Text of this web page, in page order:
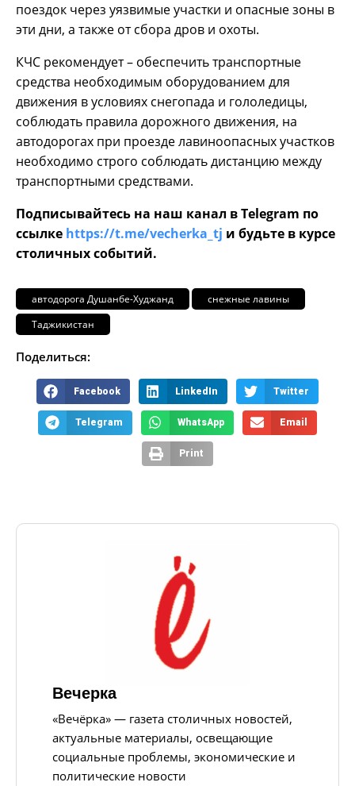
поездок через уязвимые участки и опасные зоны в
эти дни, а также от сбора дров и охоты.
КЧС рекомендует – обеспечить транспортные
средства необходимым оборудованием для
движения в условиях снегопада и гололедицы,
соблюдать правила дорожного движения, на
автодорогах при проезде лавиноопасных участков
необходимо строго соблюдать дистанцию между
транспортными средствами.
Подписывайтесь на наш канал в Telegram по
ссылке https://t.me/vecherka_tj и будьте в курсе
столичных событий.
автодорога Душанбе-Худжанд
снежные лавины
Таджикистан
Поделиться:
Facebook LinkedIn Twitter
Telegram WhatsApp Email
Print
Вечерка
«Вечёрка» — газета столичных новостей,
актуальные материалы, освещающие
социальные проблемы, экономические и
политические новости